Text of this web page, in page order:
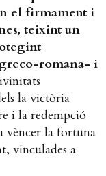
el firmament i
teixint un
romana- i
la victòria
i la redempció
vèncer la fortuna
vinculades a